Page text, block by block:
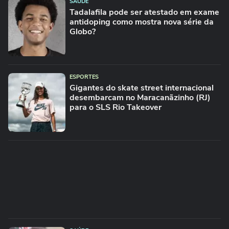
Tadalafila pode ser atestado em exame
antidoping como mostra nova série da
Globo?
ESPORTES
Gigantes do skate street internacional
desembarcam no Maracanãzinho (RJ)
para o SLS Rio Takeover